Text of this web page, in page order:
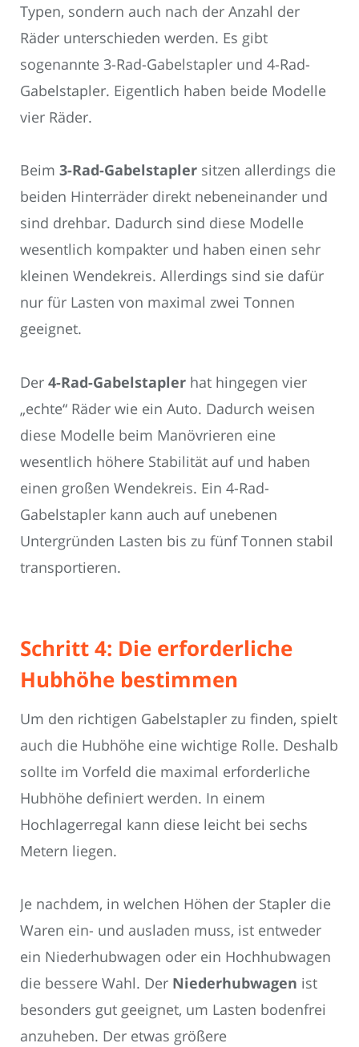
Typen, sondern auch nach der Anzahl der
Räder unterschieden werden. Es gibt
sogenannte 3-Rad-Gabelstapler und 4-Rad-
Gabelstapler. Eigentlich haben beide Modelle
vier Räder.
Beim 3-Rad-Gabelstapler sitzen allerdings die
beiden Hinterräder direkt nebeneinander und
sind drehbar. Dadurch sind diese Modelle
wesentlich kompakter und haben einen sehr
kleinen Wendekreis. Allerdings sind sie dafür
nur für Lasten von maximal zwei Tonnen
geeignet.
Der 4-Rad-Gabelstapler hat hingegen vier
„echte“ Räder wie ein Auto. Dadurch weisen
diese Modelle beim Manövrieren eine
wesentlich höhere Stabilität auf und haben
einen großen Wendekreis. Ein 4-Rad-
Gabelstapler kann auch auf unebenen
Untergründen Lasten bis zu fünf Tonnen stabil
transportieren.
Schritt 4: Die erforderliche
Hubhöhe bestimmen
Um den richtigen Gabelstapler zu finden, spielt
auch die Hubhöhe eine wichtige Rolle. Deshalb
sollte im Vorfeld die maximal erforderliche
Hubhöhe definiert werden. In einem
Hochlagerregal kann diese leicht bei sechs
Metern liegen.
Je nachdem, in welchen Höhen der Stapler die
Waren ein- und ausladen muss, ist entweder
ein Niederhubwagen oder ein Hochhubwagen
die bessere Wahl. Der Niederhubwagen ist
besonders gut geeignet, um Lasten bodenfrei
anzuheben. Der etwas größere